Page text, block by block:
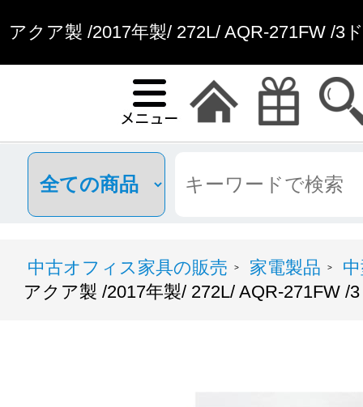
アクア製 /2017年製/ 272L/ AQR-271FW /3
具通販
中古オフィス家具の販売 > 家電製品 >
アクア製 /2017年製/ 272L/ AQR-271FW /